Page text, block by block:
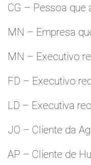
CG – Pessoa que
MN – Empresa
MN – Executivo
FD – Executivo
LD – Executiva
JO – Cliente da
AP – Cliente de